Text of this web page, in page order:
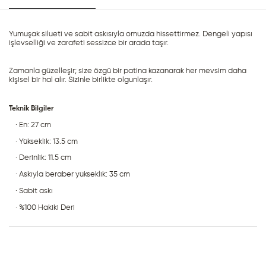
Yumuşak silueti ve sabit askısıyla omuzda hissettirmez. Dengeli yapısı
işlevselliği ve zarafeti sessizce bir arada taşır.
Zamanla güzelleşir; size özgü bir patina kazanarak her mevsim daha
kişisel bir hal alır. Sizinle birlikte olgunlaşır.
Teknik Bilgiler
· En: 27 cm
· Yükseklik: 13.5 cm
· Derinlik: 11.5 cm
· Askıyla beraber yükseklik: 35 cm
· Sabit askı
· %100 Hakiki Deri